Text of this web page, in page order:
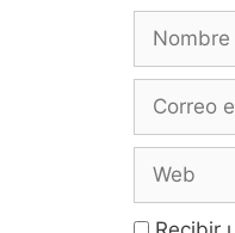
Nombre
Correo
Web